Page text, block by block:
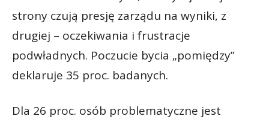
strony czują presję zarządu na wyniki, z
drugiej – oczekiwania i frustracje
podwładnych. Poczucie bycia „pomiędzy”
deklaruje 35 proc. badanych.
Dla 26 proc. osób problematyczne jest